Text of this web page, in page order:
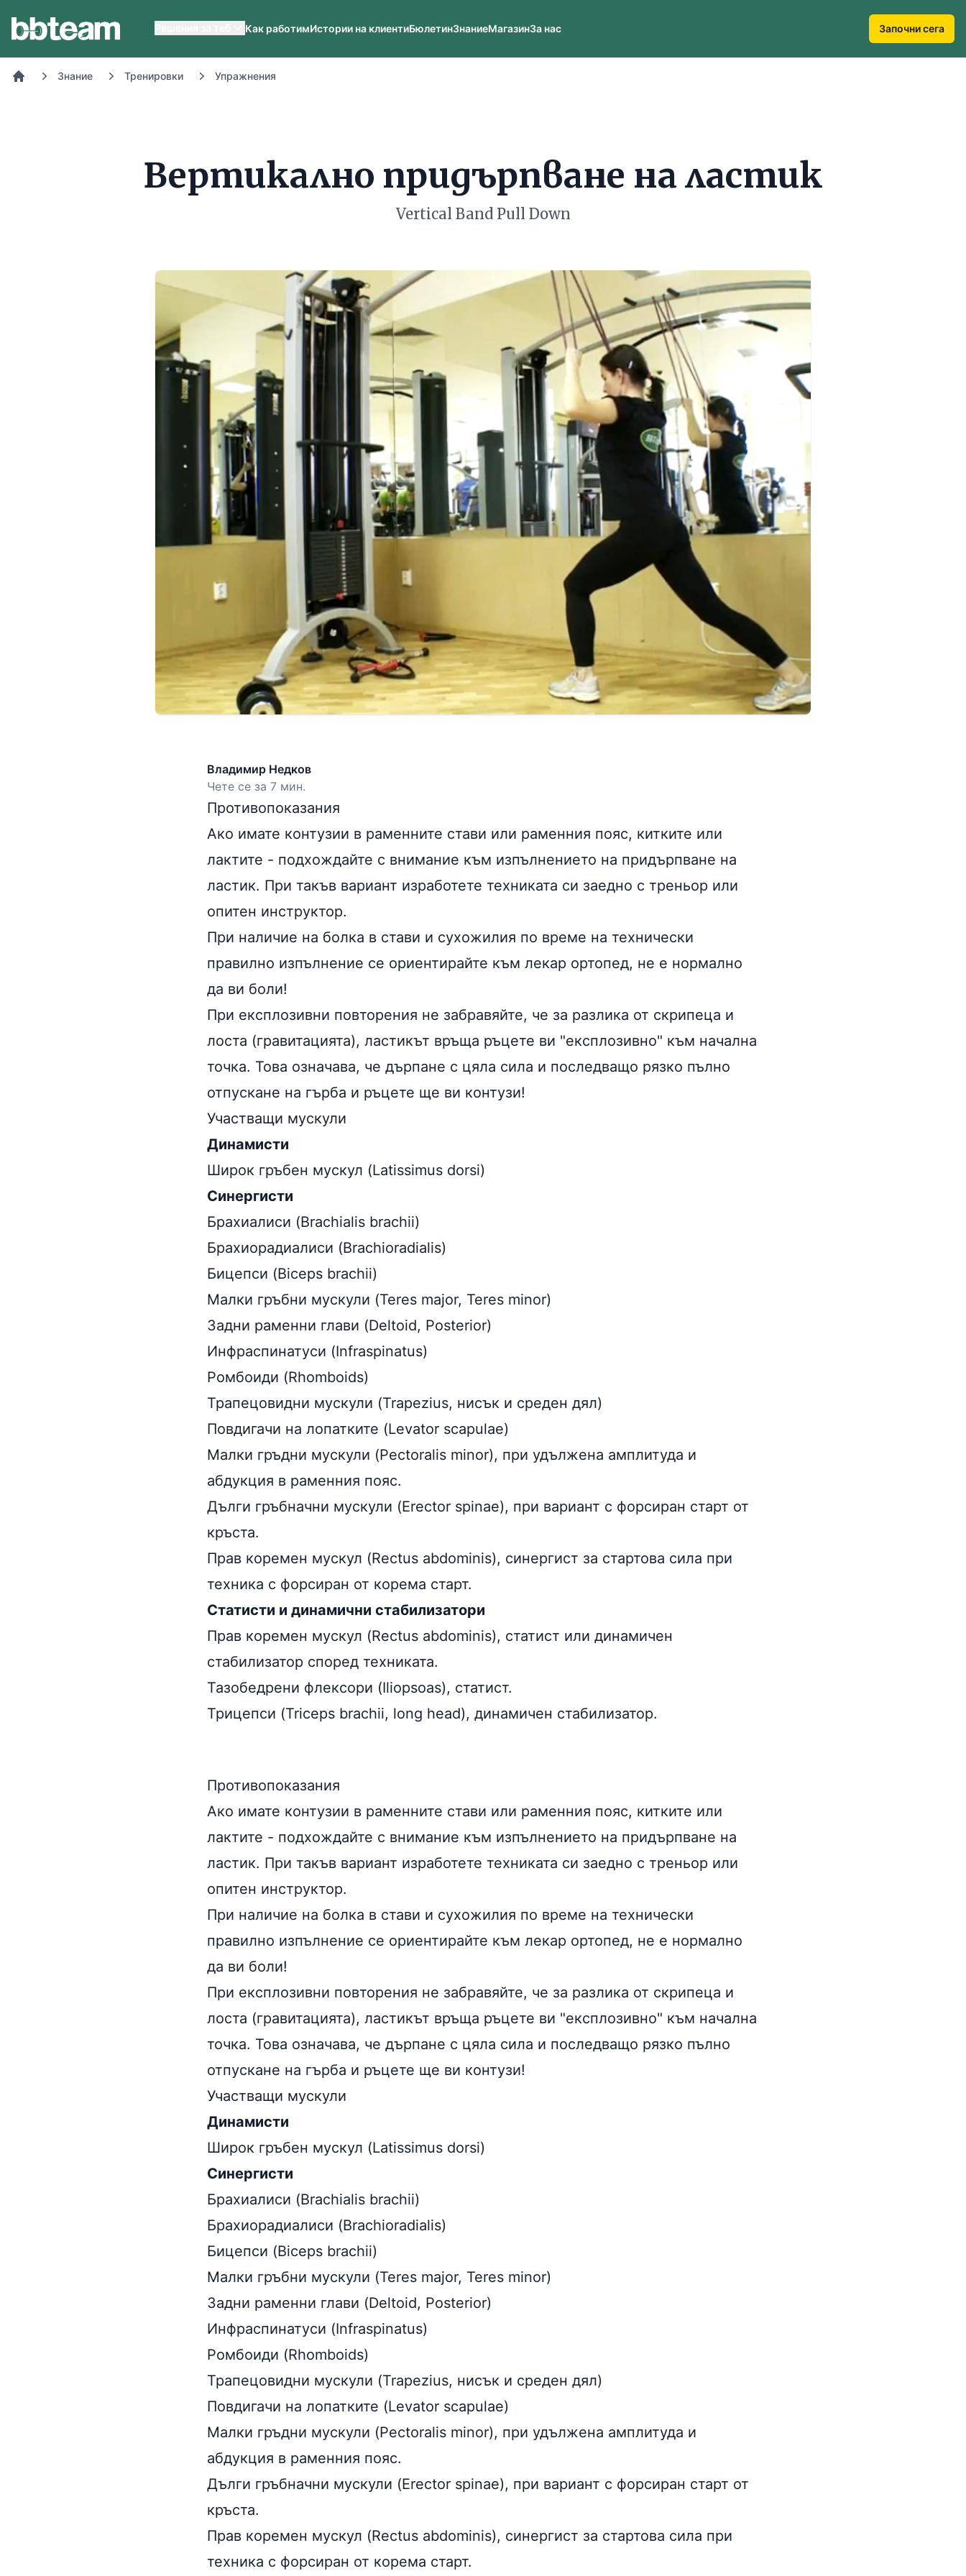
Как работимИстории на клиентиБюлетинЗнаниеМагазинЗа нас Започни сега
Знание Тренировки Упражнения
Вертикално придърпване на ластик
Vertical Band Pull Down
Владимир Недков
Чете се за 7 мин.
Противопоказания
Ако имате контузии в раменните стави или раменния пояс, китките или
лактите - подхождайте с внимание към изпълнението на придърпване на
ластик. При такъв вариант изработете техниката си заедно с треньор или
опитен инструктор.
При наличие на болка в стави и сухожилия по време на технически
правилно изпълнение се ориентирайте към лекар ортопед, не е нормално
да ви боли!
При експлозивни повторения не забравяйте, че за разлика от скрипеца и
лоста (гравитацията), ластикът връща ръцете ви "експлозивно" към начална
точка. Това означава, че дърпане с цяла сила и последващо рязко пълно
отпускане на гърба и ръцете ще ви контузи!
Участващи мускули
Динамисти
Широк гръбен мускул (Latissimus dorsi)
Синергисти
Брахиалиси (Brachialis brachii)
Брахиорадиалиси (Brachioradialis)
Бицепси (Biceps brachii)
Малки гръбни мускули (Teres major, Teres minor)
Задни раменни глави (Deltoid, Posterior)
Инфраспинатуси (Infraspinatus)
Ромбоиди (Rhomboids)
Трапецовидни мускули (Trapezius, нисък и среден дял)
Повдигачи на лопатките (Levator scapulae)
Малки гръдни мускули (Pectoralis minor), при удължена амплитуда и
абдукция в раменния пояс.
Дълги гръбначни мускули (Erector spinae), при вариант с форсиран старт от
кръста.
Прав коремен мускул (Rectus abdominis), синергист за стартова сила при
техника с форсиран от корема старт.
Статисти и динамични стабилизатори
Прав коремен мускул (Rectus abdominis), статист или динамичен
стабилизатор според техниката.
Тазобедрени флексори (Iliopsoas), статист.
Трицепси (Triceps brachii, long head), динамичен стабилизатор.
Противопоказания
Ако имате контузии в раменните стави или раменния пояс, китките или
лактите - подхождайте с внимание към изпълнението на придърпване на
ластик. При такъв вариант изработете техниката си заедно с треньор или
опитен инструктор.
При наличие на болка в стави и сухожилия по време на технически
правилно изпълнение се ориентирайте към лекар ортопед, не е нормално
да ви боли!
При експлозивни повторения не забравяйте, че за разлика от скрипеца и
лоста (гравитацията), ластикът връща ръцете ви "експлозивно" към начална
точка. Това означава, че дърпане с цяла сила и последващо рязко пълно
отпускане на гърба и ръцете ще ви контузи!
Участващи мускули
Динамисти
Широк гръбен мускул (Latissimus dorsi)
Синергисти
Брахиалиси (Brachialis brachii)
Брахиорадиалиси (Brachioradialis)
Бицепси (Biceps brachii)
Малки гръбни мускули (Teres major, Teres minor)
Задни раменни глави (Deltoid, Posterior)
Инфраспинатуси (Infraspinatus)
Ромбоиди (Rhomboids)
Трапецовидни мускули (Trapezius, нисък и среден дял)
Повдигачи на лопатките (Levator scapulae)
Малки гръдни мускули (Pectoralis minor), при удължена амплитуда и
абдукция в раменния пояс.
Дълги гръбначни мускули (Erector spinae), при вариант с форсиран старт от
кръста.
Прав коремен мускул (Rectus abdominis), синергист за стартова сила при
техника с форсиран от корема старт.